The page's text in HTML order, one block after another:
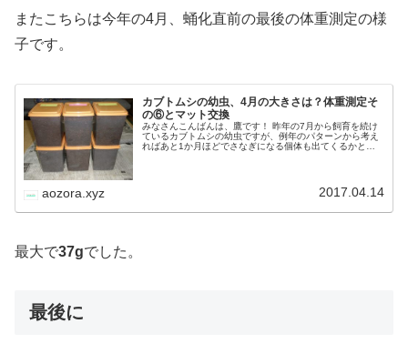
またこちらは今年の4月、蛹化直前の最後の体重測定の様
子です。
カブトムシの幼虫、4月の大きさは？体重測定そ
の⑥とマット交換
みなさんこんばんは、鷹です！ 昨年の7月から飼育を続け
ているカブトムシの幼虫ですが、例年のパターンから考え
ればあと1か月ほどでさなぎになる個体も出てくるかと思
aozora.xyz 2017.04.14
最大で37gでした。
最後に